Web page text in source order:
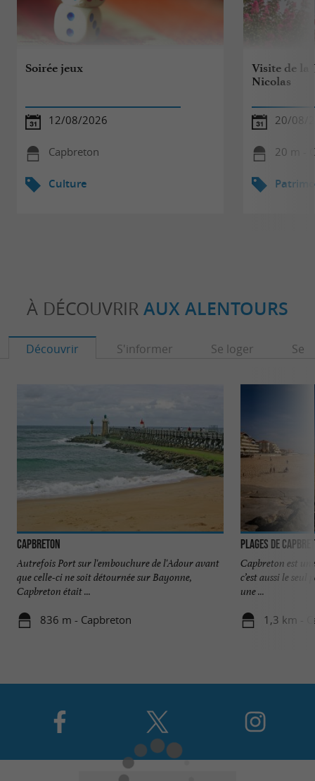
Soirée jeux
12/08/2026
Capbreton
Culture
Visite de la
Nicolas
20/08/
20 m -
À DÉCOUVRIR AUX ALENTOURS
Découvrir S'informer Se loger Se
Capbreton
Autrefois Port sur l'embouchure de l'Adour avant
que celle-ci ne soit détournée sur Bayonne,
Capbreton était ...
836 m - Capbreton
Plages de
Capbreton est
c’est aussi le
une ...
1,3 km -